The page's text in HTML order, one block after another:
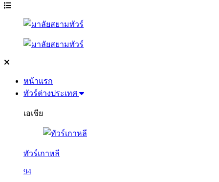
หน้าแรก
ทัวร์ต่างประเทศ
เอเชีย
ทัวร์เกาหลี
94